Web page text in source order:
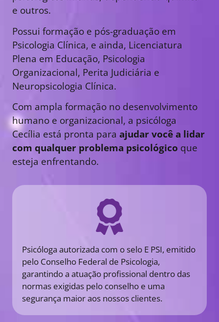
e outros.
Possui formação e pós-graduação em
Psicologia Clínica, e ainda, Licenciatura
Plena em Educação, Psicologia
Organizacional, Perita Judiciária e
Neuropsicologia Clínica.
Com ampla formação no desenvolvimento
humano e organizacional, a psicóloga
Cecília está pronta para ajudar você a lidar
com qualquer problema psicológico que
esteja enfrentando.
Psicóloga autorizada com o selo E PSI, emitido
pelo Conselho Federal de Psicologia,
garantindo a atuação profissional dentro das
normas exigidas pelo conselho e uma
segurança maior aos nossos clientes.